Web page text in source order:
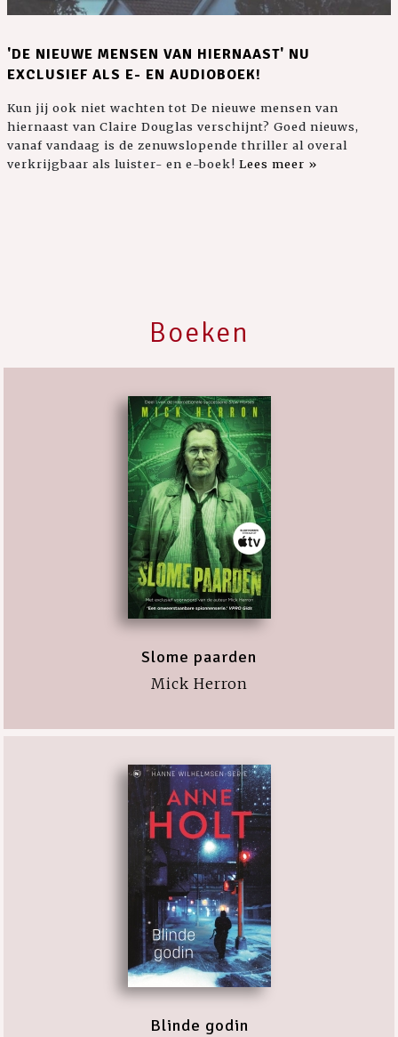
'DE NIEUWE MENSEN VAN HIERNAAST' NU
EXCLUSIEF ALS E- EN AUDIOBOEK!
Kun jij ook niet wachten tot De nieuwe mensen van
hiernaast van Claire Douglas verschijnt? Goed nieuws,
vanaf vandaag is de zenuwslopende thriller al overal
verkrijgbaar als luister- en e-boek! Lees meer »
Boeken
Slome paarden
Mick Herron
Blinde godin